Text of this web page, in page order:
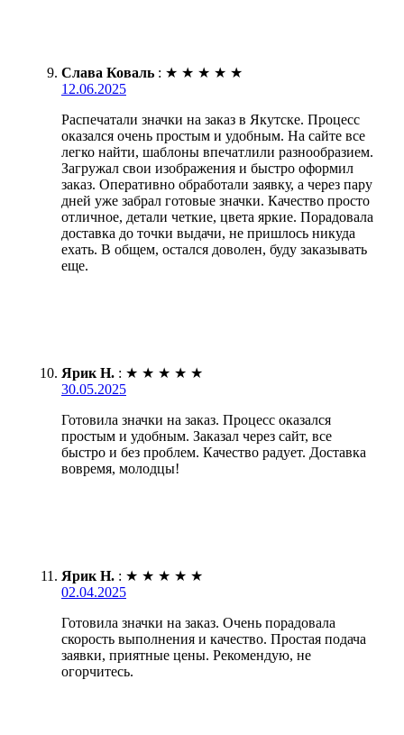
Слава Коваль : ★ ★ ★ ★ ★
12.06.2025
Распечатали значки на заказ в Якутске. Процесс
оказался очень простым и удобным. На сайте все
легко найти, шаблоны впечатлили разнообразием.
Загружал свои изображения и быстро оформил
заказ. Оперативно обработали заявку, а через пару
дней уже забрал готовые значки. Качество просто
отличное, детали четкие, цвета яркие. Порадовала
доставка до точки выдачи, не пришлось никуда
ехать. В общем, остался доволен, буду заказывать
еще.
Ярик Н. : ★ ★ ★ ★ ★
30.05.2025
Готовила значки на заказ. Процесс оказался
простым и удобным. Заказал через сайт, все
быстро и без проблем. Качество радует. Доставка
вовремя, молодцы!
Ярик Н. : ★ ★ ★ ★ ★
02.04.2025
Готовила значки на заказ. Очень порадовала
скорость выполнения и качество. Простая подача
заявки, приятные цены. Рекомендую, не
огорчитесь.